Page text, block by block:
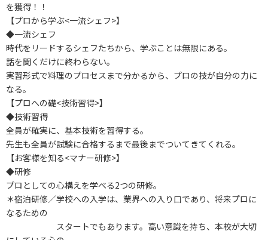
を獲得！！
【プロから学ぶ<一流シェフ>】
◆一流シェフ
時代をリードするシェフたちから、学ぶことは無限にある。
話を聞くだけに終わらない。
実習形式で料理のプロセスまで分かるから、プロの技が自分の力に
なる。
【プロへの礎<技術習得>】
◆技術習得
全員が確実に、基本技術を習得する。
先生も全員が試験に合格するまで最後までついてきてくれる。
【お客様を知る<マナー研修>】
◆研修
プロとしての心構えを学べる2つの研修。
＊宿泊研修／学校への入学は、業界への入り口であり、将来プロに
なるための
スタートでもあります。高い意識を持ち、本校が大切